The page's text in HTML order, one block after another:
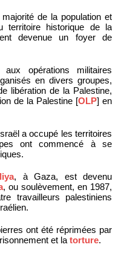
de la population et
territoire historique de la
devenue un foyer de
opérations militaires
en divers groupes,
libération de la Palestine,
de la Palestine [OLP] en
a occupé les territoires
ont commencé à se
, à Gaza, est devenu
, ou soulèvement, en 1987,
travailleurs palestiniens
ont été réprimées par
et la torture.